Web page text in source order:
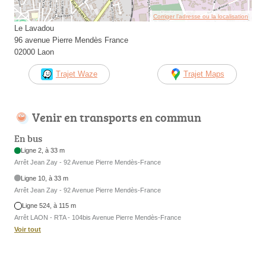
Corriger l’adresse ou la localisation
Le Lavadou
96 avenue Pierre Mendès France
02000 Laon
Trajet Waze Trajet Maps
Venir en transports en commun
En bus
Ligne 2, à 33 m
Arrêt Jean Zay - 92 Avenue Pierre Mendès-France
Ligne 10, à 33 m
Arrêt Jean Zay - 92 Avenue Pierre Mendès-France
Ligne 524, à 115 m
Arrêt LAON - RTA - 104bis Avenue Pierre Mendès-France
Voir tout